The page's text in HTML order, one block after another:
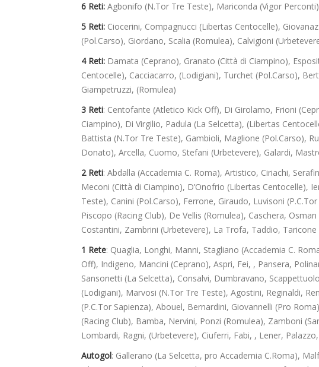
6 Reti: Agbonifo (N.Tor Tre Teste), Mariconda (Vigor Perconti)
5 Reti: Ciocerini, Compagnucci (Libertas Centocelle),
(Pol.Carso), Giordano, Scalia (Romulea), Calvigioni
4 Reti: Damata (Ceprano), Granato (Città di Ciampino),
Centocelle), Cacciacarro, (Lodigiani), Turchet (Pol.Carso),
Giampetruzzi, (Romulea)
3 Reti: Centofante (Atletico Kick Off), Di Girolamo, Frioni
Ciampino), Di Virgilio, Padula (La Selcetta), (Libertas
Battista (N.Tor Tre Teste), Gambioli, Maglione (Pol.Carso),
Donato), Arcella, Cuomo, Stefani (Urbetevere), Galardi,
2 Reti: Abdalla (Accademia C. Roma), Artistico, Ciriachi,
Meconi (Città di Ciampino), D’Onofrio (Libertas Centocelle),
Teste), Canini (Pol.Carso), Ferrone, Giraudo, Luvisoni
Piscopo (Racing Club), De Vellis (Romulea), Caschera,
Costantini, Zambrini (Urbetevere), La Trofa, Taddio, Taricone
1 Rete: Quaglia, Longhi, Manni, Stagliano (Accademia C.
Off), Indigeno, Mancini (Ceprano), Aspri, Fei, , Pansera,
Sansonetti (La Selcetta), Consalvi, Dumbravano,
(Lodigiani), Marvosi (N.Tor Tre Teste), Agostini, Reginaldi,
(P.C.Tor Sapienza), Abouel, Bernardini, Giovannelli (Pro
(Racing Club), Bamba, Nervini, Ponzi (Romulea), Zamboni
Lombardi, Ragni, (Urbetevere), Ciuferri, Fabi, , Lener,
Autogol: Gallerano (La Selcetta, pro Accademia C.Roma),